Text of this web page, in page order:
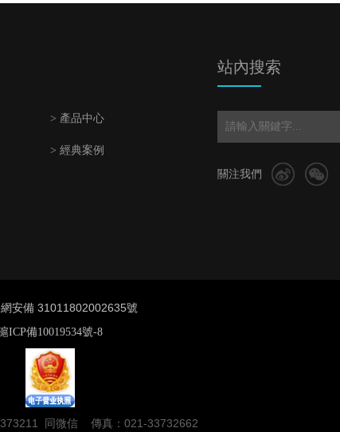
> 產品中心
> 經典案例
站內搜索
關注我們
安備 31011802002635號
ICP備10019534號-8
同微信 傳真：021-33732662